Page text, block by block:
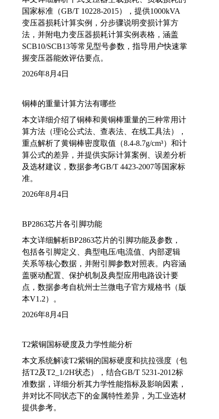
国家标准（GB/T 10228-2015），提供1000kVA
变压器损耗计算实例，分步骤说明变损计算方
法，并附电力变压器损耗计算实例表格，涵盖
SCB10/SCB13等常见型号参数，指导用户快速掌
握变压器能效评估要点。
2026年8月4日
铜棒的重量计算方法有哪些
本文详细介绍了铜棒和黄铜棒重量的三种常用计
算方法（理论公式法、查表法、在线工具法），
重点解析了黄铜棒密度取值（8.4-8.7g/cm³）和计
算公式的差异，并提供实际计算案例、误差分析
及选材建议，数据参考GB/T 4423-2007等国家标
准。
2026年8月4日
BP2863芯片各引脚功能
本文详细解析BP2863芯片的引脚功能及参数，
包括各引脚定义、典型电压/电流值、内部逻辑
关系等核心数据，并附引脚参数对照表。内容涵
盖驱动配置、保护机制及典型应用电路设计要
点，数据参考自杭州士兰微电子官方规格书（版
本V1.2）。
2026年8月4日
T2紫铜国标硬度及力学性能分析
本文系统解读T2紫铜的国标硬度和抗拉强度（包
括T2及T2_1/2H状态），结合GB/T 5231-2012标
准数据，详细分析其力学性能指标及影响因素，
并对比不同状态下的金属特性差异，为工业选材
提供参考。